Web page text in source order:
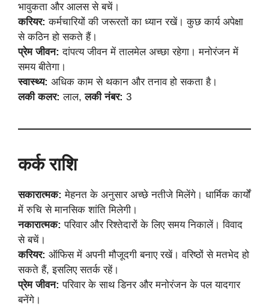
भावुकता और आलस से बचें।
करियर: कर्मचारियों की जरूरतों का ध्यान रखें। कुछ कार्य अपेक्षा
से कठिन हो सकते हैं।
प्रेम जीवन: दांपत्य जीवन में तालमेल अच्छा रहेगा। मनोरंजन में
समय बीतेगा।
स्वास्थ्य: अधिक काम से थकान और तनाव हो सकता है।
लकी कलर: लाल,लकी नंबर: 3
कर्क राशि
सकारात्मक: मेहनत के अनुसार अच्छे नतीजे मिलेंगे। धार्मिक कार्यों
में रुचि से मानसिक शांति मिलेगी।
नकारात्मक: परिवार और रिश्तेदारों के लिए समय निकालें। विवाद
से बचें।
करियर: ऑफिस में अपनी मौजूदगी बनाए रखें। वरिष्ठों से मतभेद हो
सकते हैं, इसलिए सतर्क रहें।
प्रेम जीवन: परिवार के साथ डिनर और मनोरंजन के पल यादगार
बनेंगे।